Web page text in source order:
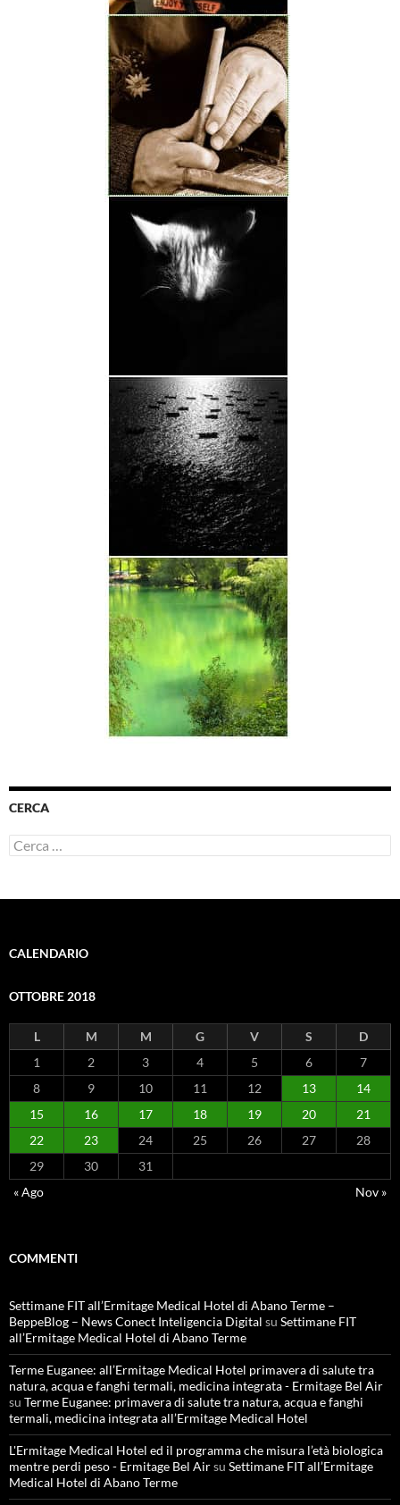
CERCA
Ricerca
per:
CALENDARIO
OTTOBRE 2018
L M M G V S
D
1
2 3 4 5 6
7
8
9 10 11 12 13
14
15
16 17 18 19 20
21
22
23 24 25 26 27
28
29
30
31
« Ago
Nov »
COMMENTI
Settimane FIT all’Ermitage Medical Hotel di Abano Terme –
BeppeBlog – News Conect Inteligencia Digital su Settimane FIT
all’Ermitage Medical Hotel di Abano Terme
Terme Euganee: all’Ermitage Medical Hotel primavera di salute tra
natura, acqua e fanghi termali, medicina integrata - Ermitage Bel Air
su Terme Euganee: primavera di salute tra natura, acqua e fanghi
termali, medicina integrata all’Ermitage Medical Hotel
L'Ermitage Medical Hotel ed il programma che misura l’età biologica
mentre perdi peso - Ermitage Bel Airsu Settimane FIT all’Ermitage
Medical Hotel di Abano Terme